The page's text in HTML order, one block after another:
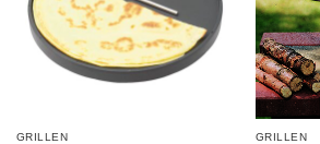
GRILLEN GRILLEN